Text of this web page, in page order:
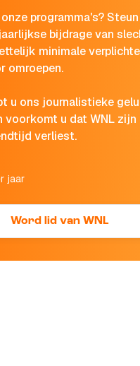
programma's?
bijdrage van
minimale verplichte
omroepen.
u ons journalistieke
voorkomt u dat WNL zijn
verliest.
jaar
Word lid van WNL